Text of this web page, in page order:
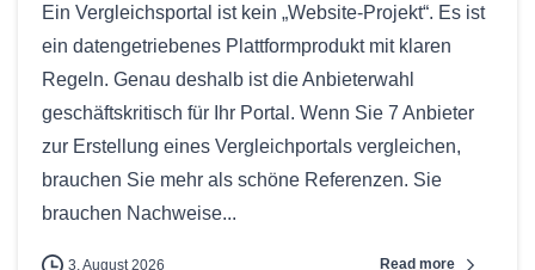
Ein Vergleichsportal ist kein „Website-Projekt“. Es ist
ein datengetriebenes Plattformprodukt mit klaren
Regeln. Genau deshalb ist die Anbieterwahl
geschäftskritisch für Ihr Portal. Wenn Sie 7 Anbieter
zur Erstellung eines Vergleichportals vergleichen,
brauchen Sie mehr als schöne Referenzen. Sie
brauchen Nachweise...
3. August 2026 Read more